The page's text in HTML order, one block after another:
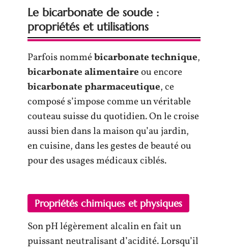
Le bicarbonate de soude :
propriétés et utilisations
Parfois nommébicarbonate technique,
bicarbonate alimentaireou encore
bicarbonate pharmaceutique, ce
composé s’impose comme un véritable
couteau suisse du quotidien. On le croise
aussi bien dans la maison qu’au jardin,
en cuisine, dans les gestes de beauté ou
pour des usages médicaux ciblés.
Propriétés chimiques et physiques
Son pH légèrement alcalin en fait un
puissant neutralisant d’acidité. Lorsqu’il